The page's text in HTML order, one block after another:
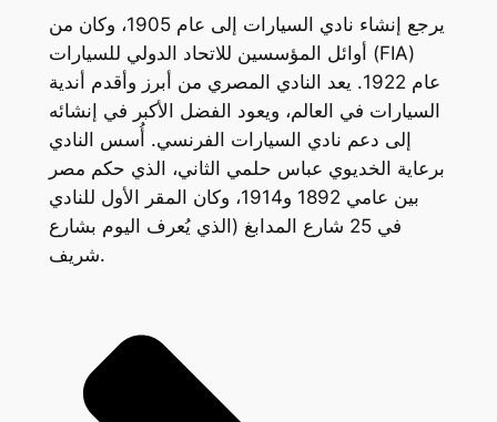
يرجع إنشاء نادي السيارات إلى عام 1905، وكان من
أوائل المؤسسين للاتحاد الدولي للسيارات (FIA)
عام 1922. يعد النادي المصري من أبرز وأقدم أندية
السيارات في العالم، ويعود الفضل الأكبر في إنشائه
إلى دعم نادي السيارات الفرنسي. أُسس النادي
برعاية الخديوي عباس حلمي الثاني، الذي حكم مصر
بين عامي 1892 و1914، وكان المقر الأول للنادي
في 25 شارع المدابغ (الذي يُعرف اليوم بشارع
شريف.